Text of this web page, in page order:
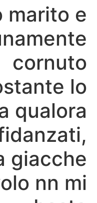
marito e
cornuto
lo
qualora
giacche
nn mi